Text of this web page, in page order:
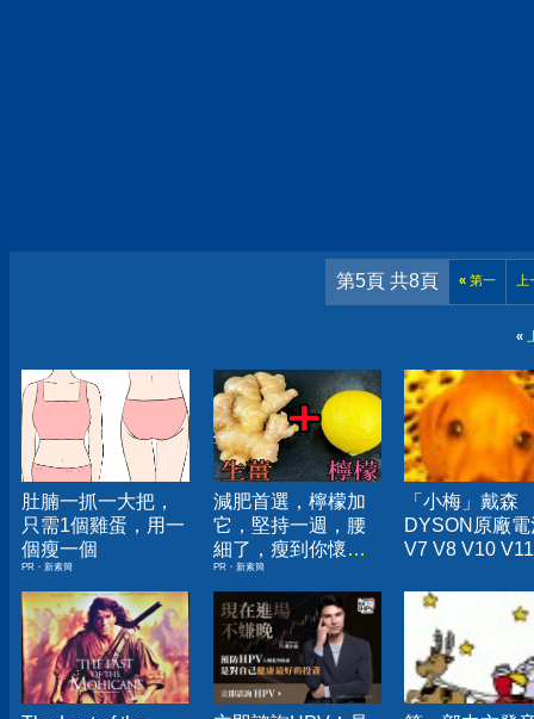
第5頁 共8頁 « 第一
«
肚腩一抓一大把，
只需1個雞蛋，用一
個瘦一個
PR・新素簡
減肥首選，檸檬加
它，堅持一週，腰
細了，瘦到你懷疑
人生
PR・新素簡
「小梅」戴森
DYSON原廠
V7 V8 V10